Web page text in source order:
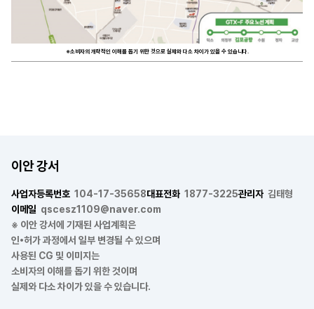
※소비자의 개략적인 이해를 돕기 위한 것으로 실제와 다소 차이가 있을 수 있습니다.
이안 강서
사업자등록번호 104-17-35658대표전화 1877-3225관리자 김태형
이메일 qscesz1109@naver.com
※ 이안 강서에 기재된 사업계획은
인•허가 과정에서 일부 변경될 수 있으며
사용된 CG 및 이미지는
소비자의 이해를 돕기 위한 것이며
실제와 다소 차이가 있을 수 있습니다.